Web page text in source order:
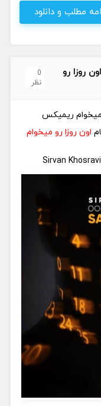
مطلب و دانلود
روزا رو
0
نظر
میخوام ریمیکس
اون روزا رو میخوام
Sirvan